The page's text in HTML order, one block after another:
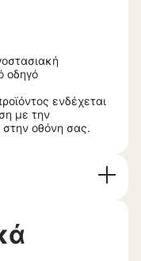
οδηγό
ενδέχεται
με την
στην οθόνη σας.